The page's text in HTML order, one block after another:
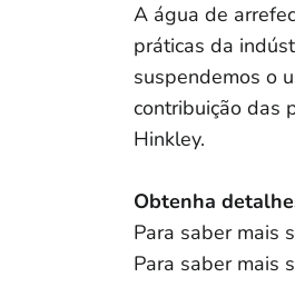
A água de
práticas da
suspendemos o
contribuição das
Hinkley.
Obtenha
Para saber mais
Para saber mais